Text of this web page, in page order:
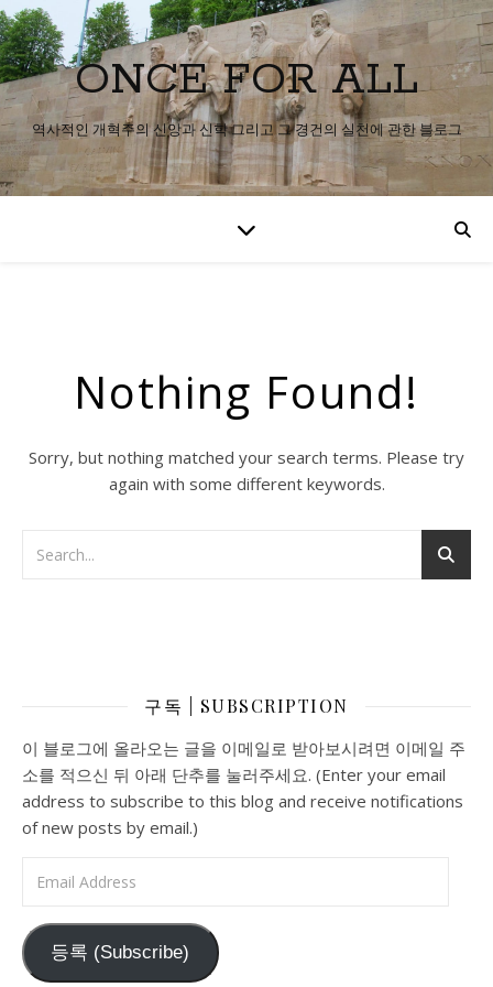
ONCE FOR ALL
역사적인 개혁주의 신앙과 신학 그리고 그 경건의 실천에 관한 블로그
Nothing Found!
Sorry, but nothing matched your search terms. Please try
again with some different keywords.
구독 | SUBSCRIPTION
이 블로그에 올라오는 글을 이메일로 받아보시려면 이메일 주
소를 적으신 뒤 아래 단추를 눌러주세요. (Enter your email
address to subscribe to this blog and receive notifications
of new posts by email.)
등록 (Subscribe)